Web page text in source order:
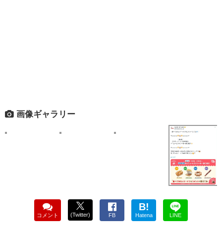
画像ギャラリー
コメント (Twitter) FB
B!
Hatena LINE